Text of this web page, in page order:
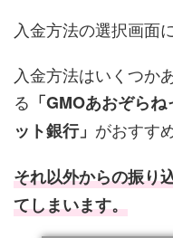
入金方法の選択画面
入金方法はいくつか
る 「GMOあおぞらね
ット銀行」 がおすす
それ以外からの振り
てしまいます。